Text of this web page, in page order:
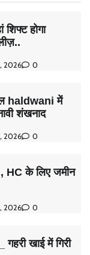
शिफ्ट होगा
2026 0
haldwani में
शंखनाद
2026 0
HC के लिए जमीन
2026 0
गहरी खाई में गिरी